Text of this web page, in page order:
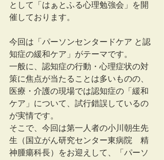
として「はぁとふる心理勉強会」を開
催しております。
今回は「パーソンセンタードケア と認
知症の緩和ケア」がテーマです。
一般に、認知症の行動・心理症状の対
策に焦点が当たることは多いものの、
医療・介護の現場では認知症の「緩和
ケア」について、試行錯誤しているの
が実情です。
そこで、今回は第一人者の小川朝生先
生（国立がん研究センター東病院　精
神腫瘍科長）をお迎えして、「パーソ